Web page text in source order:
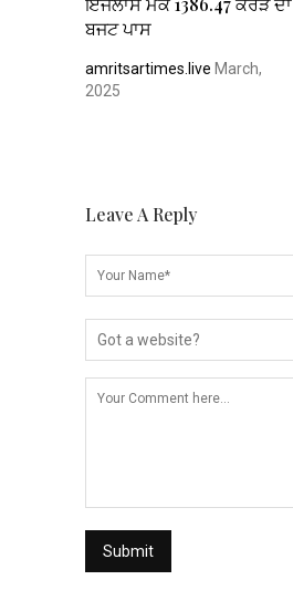
ਬਜਟ ਪਾਸ
amritsartimes.live March,
2025
Leave A Reply